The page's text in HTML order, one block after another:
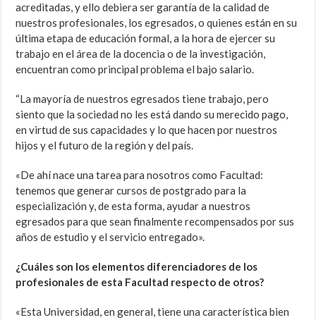
acreditadas, y ello debiera ser garantía de la calidad de
nuestros profesionales, los egresados, o quienes están en su
última etapa de educación formal, a la hora de ejercer su
trabajo en el área de la docencia o de la investigación,
encuentran como principal problema el bajo salario.
“La mayoría de nuestros egresados tiene trabajo, pero
siento que la sociedad no les está dando su merecido pago,
en virtud de sus capacidades y lo que hacen por nuestros
hijos y el futuro de la región y del país.
«De ahí nace una tarea para nosotros como Facultad:
tenemos que generar cursos de postgrado para la
especialización y, de esta forma, ayudar a nuestros
egresados para que sean finalmente recompensados por sus
años de estudio y el servicio entregado».
¿Cuáles son los elementos diferenciadores de los
profesionales de esta Facultad respecto de otros?
«Esta Universidad, en general, tiene una característica bien